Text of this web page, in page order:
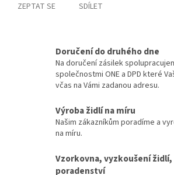
ZEPTAT SE SDÍLET
Doručení do druhého dne
Na doručení zásilek
společnostmi ONE a DPD které
včas na Vámi zadanou adresu.
Výroba židlí na míru
Našim zákazníkům poradíme a
na míru.
Vzorkovna, vyzkoušení
poradenství